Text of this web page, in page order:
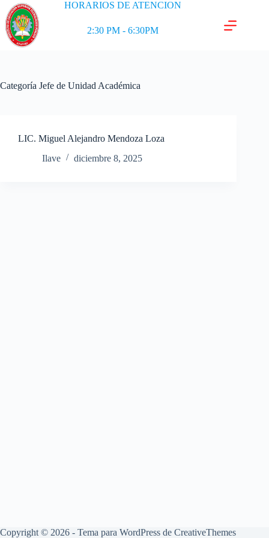
HORARIOS DE ATENCION
2:30 PM - 6:30PM
Categoría Jefe de Unidad Académica
LIC. Miguel Alejandro Mendoza Loza
Ilave
diciembre 8, 2025
Copyright © 2026 - Tema para WordPress de CreativeThemes